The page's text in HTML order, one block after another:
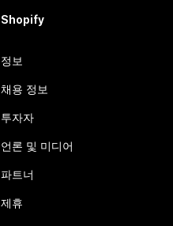
Shopify
정보
채용 정보
투자자
언론 및 미디어
파트너
제휴